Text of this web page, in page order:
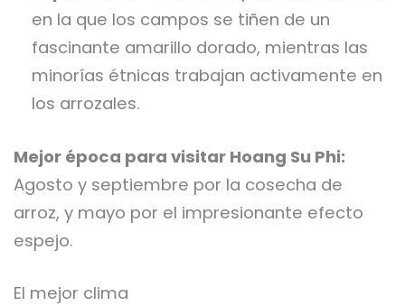
en la que los campos se tiñen de un
fascinante amarillo dorado, mientras las
minorías étnicas trabajan activamente en
los arrozales.
Mejor época para visitar Hoang Su Phi:
Agosto y septiembre por la cosecha de
arroz, y mayo por el impresionante efecto
espejo.
El mejor clima